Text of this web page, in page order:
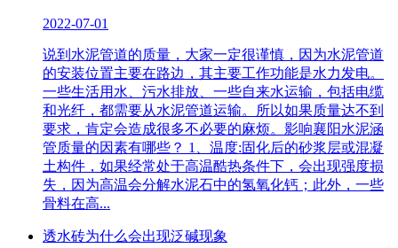
2022-07-01
说到水泥管道的质量，大家一定很谨慎，因为水泥管道
的安装位置主要在路边，其主要工作功能是水力发电。
一些生活用水、污水排放、一些自来水运输，包括电缆
和光纤，都需要从水泥管道运输。所以如果质量达不到
要求，肯定会造成很多不必要的麻烦。影响襄阳水泥涵
管质量的因素有哪些？ 1、温度:固化后的砂浆层或混凝
土构件，如果经常处于高温酷热条件下，会出现强度损
失，因为高温会分解水泥石中的氢氧化钙；此外，一些
骨料在高...
透水砖为什么会出现泛碱现象